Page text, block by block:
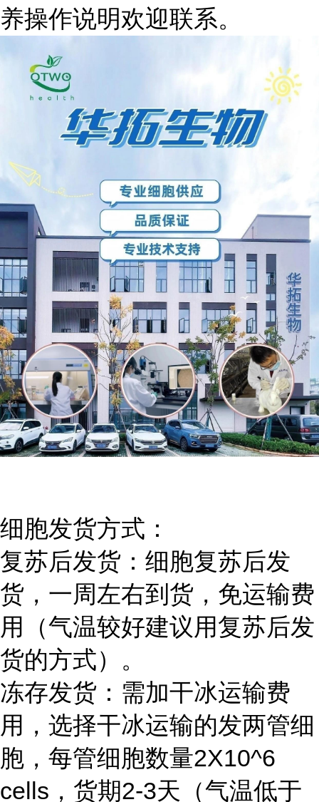
养操作说明欢迎联系。
细胞发货方式：
复苏后发货：细胞复苏后发
货，一周左右到货，免运输费
用（气温较好建议用复苏后发
货的方式）。
冻存发货：需加干冰运输费
用，选择干冰运输的发两管细
胞，每管细胞数量2X10^6
cells，货期2-3天（气温低于